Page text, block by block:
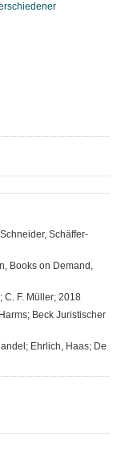
Schäffer-
Books on Demand,
C. F. Müller; 2018
Beck Juristischer
Ehrlich, Haas; De